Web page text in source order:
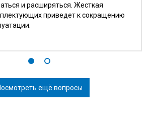
и расширяться. Жесткая
приведет к сокращению
ещё вопросы